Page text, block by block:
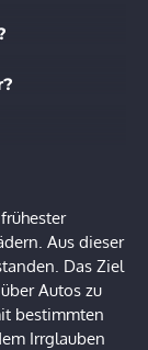
Aus dieser
Das Ziel
Autos zu
bestimmten
Irrglauben